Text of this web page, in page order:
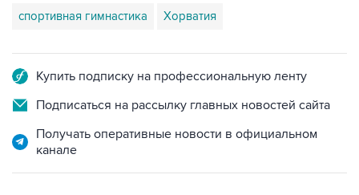
спортивная гимнастика Хорватия
Купить подписку на профессиональную ленту
Подписаться на рассылку главных новостей сайта
Получать оперативные новости в официальном
канале